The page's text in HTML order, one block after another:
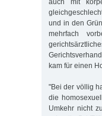
auch mit
und in den
mehrfach
kam für einen
"Bei der völlig
die
Umkehr nicht